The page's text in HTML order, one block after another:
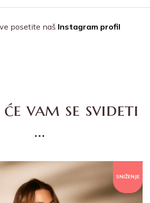
posetite naš Instagram profil
vam se svideti
…
SNIŽENJE